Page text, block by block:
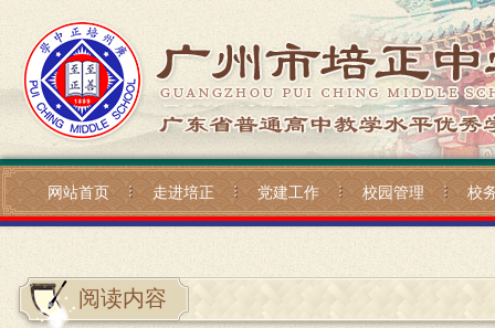
网站首页 走进培正 党建工作 校园管理 校
阅读内容